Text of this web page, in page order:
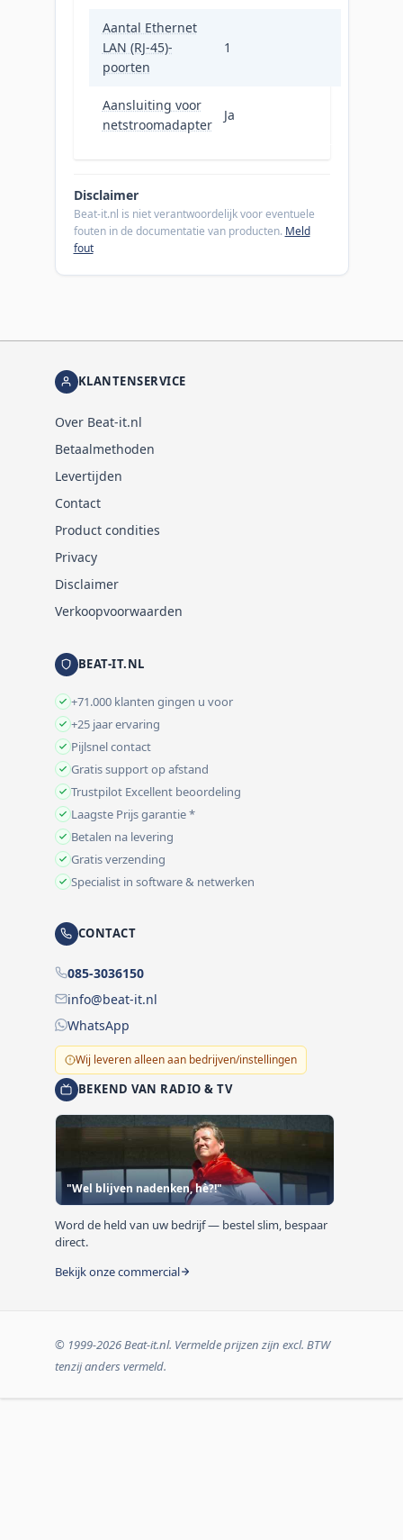
Aantal Ethernet
LAN (RJ-45)-
poorten
1
Aansluiting voor
netstroomadapter
Ja
Disclaimer
Beat-it.nl is niet verantwoordelijk voor eventuele
fouten in de documentatie van producten. Meld
fout
KLANTENSERVICE
Over Beat-it.nl
Betaalmethoden
Levertijden
Contact
Product condities
Privacy
Disclaimer
Verkoopvoorwaarden
BEAT-IT.NL
+71.000 klanten gingen u voor
+25 jaar ervaring
Pijlsnel contact
Gratis support op afstand
Trustpilot Excellent beoordeling
Laagste Prijs garantie *
Betalen na levering
Gratis verzending
Specialist in software & netwerken
CONTACT
085-3036150
info@beat-it.nl
WhatsApp
Wij leveren alleen aan bedrijven/instellingen
BEKEND VAN RADIO & TV
"Wel blijven nadenken, hè?!"
Word de held van uw bedrijf — bestel slim, bespaar
direct.
Bekijk onze commercial
© 1999-2026 Beat-it.nl. Vermelde prijzen zijn excl. BTW
tenzij anders vermeld.